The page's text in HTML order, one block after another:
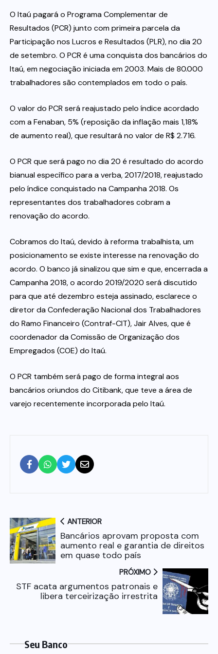
Itau
Financeiras e Cooperativas
O Itaú pagará o Programa Complementar de
Resultados (PCR) junto com primeira parcela da
Participação nos Lucros e Resultados (PLR), no dia 20
de setembro. O PCR é uma conquista dos bancários do
Itaú, em negociação iniciada em 2003. Mais de 80.000
trabalhadores são contemplados em todo o país.
O valor do PCR será reajustado pelo índice acordado
com a Fenaban, 5% (reposição da inflação mais 1,18%
de aumento real), que resultará no valor de R$ 2.716.
O PCR que será pago no dia 20 é resultado do acordo
bianual específico para a verba, 2017/2018, reajustado
pelo índice conquistado na Campanha 2018. Os
representantes dos trabalhadores cobram a
renovação do acordo.
Cobramos do Itaú, devido à reforma trabalhista, um
posicionamento se existe interesse na renovação do
acordo. O banco já sinalizou que sim e que, encerrada a
Campanha 2018, o acordo 2019/2020 será discutido
para que até dezembro esteja assinado, esclarece o
diretor da Confederação Nacional dos Trabalhadores
do Ramo Financeiro (Contraf-CIT), Jair Alves, que é
coordenador da Comissão de Organização dos
Empregados (COE) do Itaú.
O PCR também será pago de forma integral aos
bancários oriundos do Citibank, que teve a área de
varejo recentemente incorporada pelo Itaú.
ANTERIOR
Bancários aprovam proposta com
aumento real e garantia de direitos
em quase todo país
PRÓXIMO
STF acata argumentos patronais e
libera terceirização irrestrita
Seu Banco